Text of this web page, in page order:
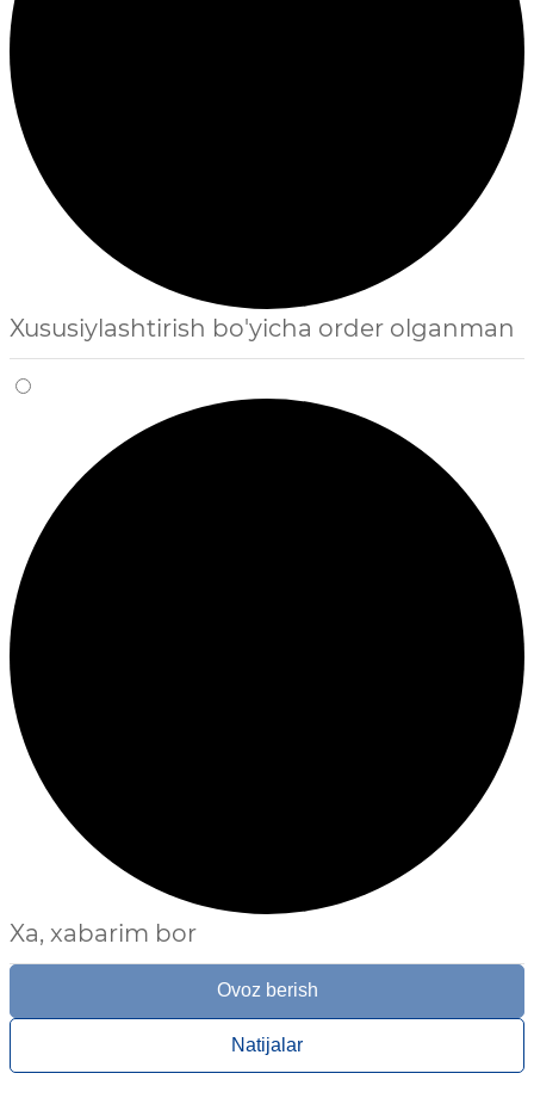
Xususiylashtirish bo'yicha order olganman
Xa, xabarim bor
Ovoz berish
Natijalar